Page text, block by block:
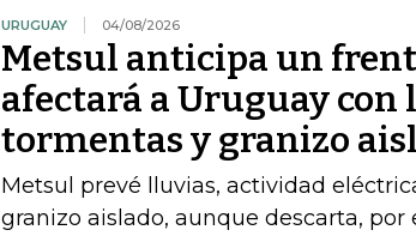
URUGUAY 04/08/2026
Metsul anticipa un
afectará a Uruguay con
tormentas y granizo
Metsul prevé lluvias, actividad
granizo aislado, aunque descarta,